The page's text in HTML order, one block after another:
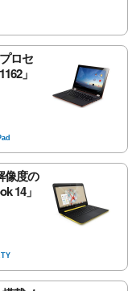
ロセ
」
像度の
14」